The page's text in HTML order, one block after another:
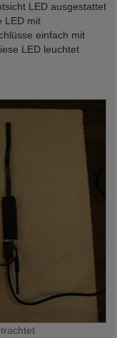
LED ausgestattet
LED mit
einfach mit
LED leuchtet